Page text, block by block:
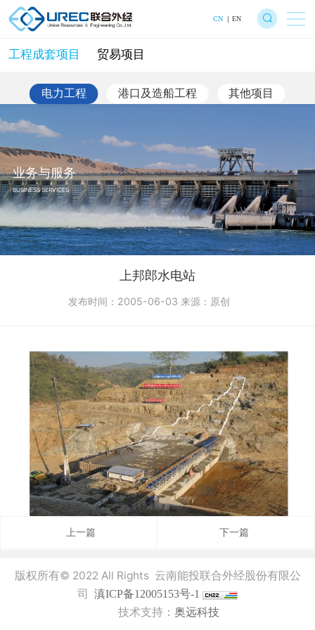
CN EN
工程成套项目 贸易项目
电力工程 港口及造船工程 其他项目
业务与服务
BUSINESS SERVICES
上邦郎水电站
发布时间：2005-06-03 来源：原创
上一篇 下一篇
版权所有© 2022 All Rights 云南能投联合外经股份有限公
司
滇ICP备12005153号-1
技术支持： 奥远科技